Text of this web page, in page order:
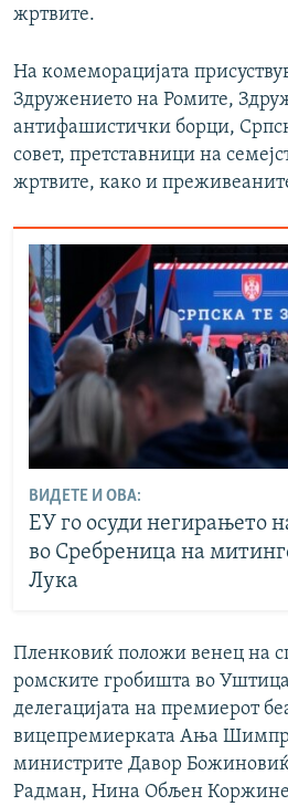
жртвите.
На комеморацијата
Здружението на Ромите,
антифашистички борци,
совет, претставници на
жртвите, како и
ВИДЕТЕ И ОВА:
ЕУ го осуди негирањето
во Сребреница на
Лука
Пленковиќ положи венец на
ромските гробишта во
делегацијата на премиерот
вицепремиерката Ања
министрите Давор
Радман, Нина Обљен